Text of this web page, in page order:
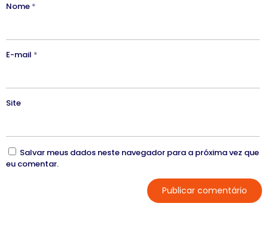
Nome *
E-mail *
Site
Salvar meus dados neste navegador para a próxima vez que
eu comentar.